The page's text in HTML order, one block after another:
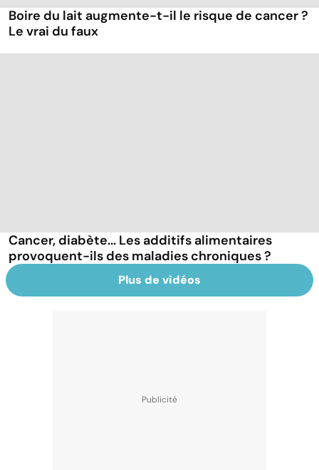
Boire du lait augmente-t-il le risque de cancer ?
Le vrai du faux
Cancer, diabète... Les additifs alimentaires
provoquent-ils des maladies chroniques ?
Plus de vidéos